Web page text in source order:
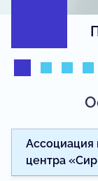
Ассоциация
центра